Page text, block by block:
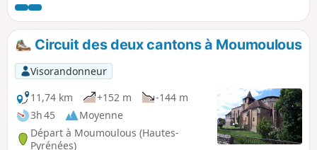
Montespan.
Circuit des deux cantons à Moumoulous
Visorandonneur
11,74 km
+152 m
-144 m
3h 45
Moyenne
Départ à Moumoulous (Hautes-
Pyrénées)